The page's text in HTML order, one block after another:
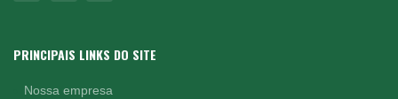
PRINCIPAIS LINKS DO SITE
Nossa empresa